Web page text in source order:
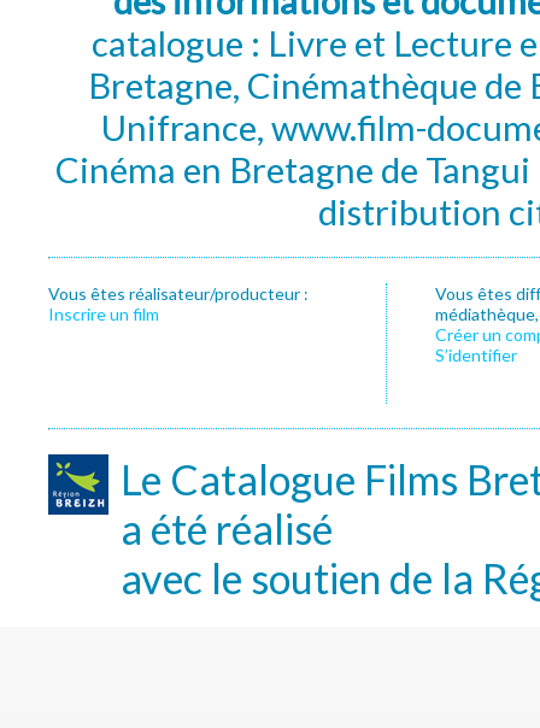
catalogue : Livre et Lecture
Bretagne, Cinémathèque de
Unifrance, www.film-
Cinéma en Bretagne de
distribution
Vous êtes réalisateur/producteur :
Inscrire un film
Vous êtes
Créer un
S’identifier
Le Catalogue Films
a été réalisé
avec le soutien de la